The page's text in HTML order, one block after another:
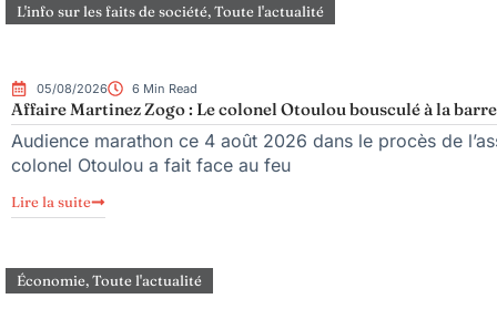
L'info sur les faits de société,Toute l'actualité
05/08/2026 6 Min Read
Affaire Martinez Zogo : Le colonel Otoulou bousculé à la barre
Audience marathon ce 4 août 2026 dans le procès de
colonel Otoulou a fait face au feu
Lire la suite
Économie,Toute l'actualité